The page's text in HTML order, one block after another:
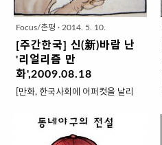
백 등 20여명이 필진으로 참여했다.
1980년대 만화운동을 펼쳤고, ‘농
영 상명대 교수가 책임편집을 맡았
다.만화 평론은 꾸준히 유지돼 왔지
만 만화 비평을 위한 독립적인 매체
는 드물었다. 1987년 ‘만화와 시대
2003년에 ‘계간만화’가 등장해 8호
까지 나오다가 중..
Focus/촌평 · 2014. 5. 10.
[주간한국] 신(新)바람 난
'리얼리즘 만
화',2009.08.18
[만화, 한국사회에 어퍼컷을 날리
다' 등 새로운 경향 담은 작품들 가
능성 보여줘 “만화가 비판적 역할